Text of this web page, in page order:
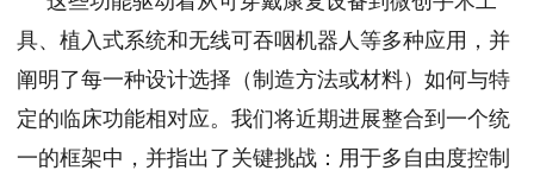
具、植入式系统和无线可吞咽机器人等多种应用，并
阐明了每一种设计选择（制造方法或材料）如何与特
定的临床功能相对应。我们将近期进展整合到一个统
一的框架中，并指出了关键挑战：用于多自由度控制